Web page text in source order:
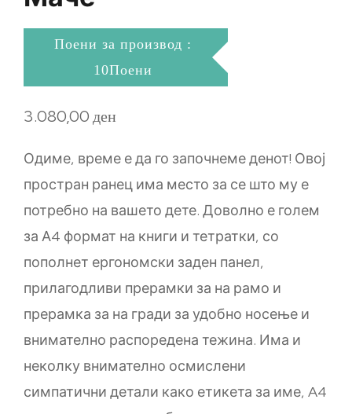
Поени за производ :
10Поени
3.080,00ден
Одиме, време е да го започнеме денот! Овој
простран ранец има место за се што му е
потребно на вашето дете. Доволно е голем
за А4 формат на книги и тетратки, со
пополнет ергономски заден панел,
прилагодливи прерамки за на рамо и
прерамка за на гради за удобно носење и
внимателно распоредена тежина. Има и
неколку внимателно осмислени
симпатични детали како етикета за име, A4